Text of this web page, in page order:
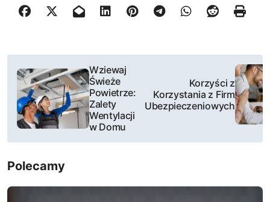
N
w
i
g
a
Wziewaj
Świeże
Powietrze:
Zalety
Wentylacji
w Domu
Korzyści z
Korzystania z Firm
Ubezpieczeniowych
Polecamy